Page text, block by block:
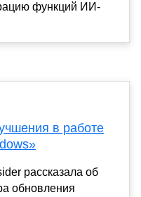
функций ИИ-
в работе
рассказала об
обновления